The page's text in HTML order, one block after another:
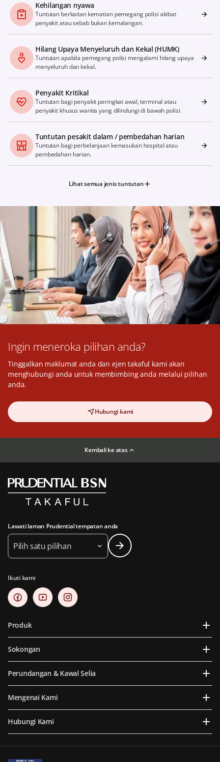
Kehilangan nyawa
Tuntutan berkaitan kematian pemegang polisi akibat
penyakit atau sebab bukan kemalangan.
Hilang Upaya Menyeluruh dan Kekal (HUMK)
Tuntutan apabila pemegang polisi mengalami hilang upaya
menyeluruh dan kekal.
Penyakit Kritikal
Tuntutan bagi penyakit peringkat awal, terminal atau
penyakit khusus wanita yang dilindungi di bawah polisi.
Tuntutan pesakit dalam / pembedahan harian
Tuntutan bagi perbelanjaan kemasukan hospital atau
pembedahan harian.
Lihat semua jenis tuntutan
Ingin meneroka pilihan anda?
Tinggalkan maklumat anda dan ejen takaful kami akan
menghubungi anda untuk membimbing anda melalui pilihan
anda.
Hubungi kami
Kembali ke atas
Lawati laman Prudential tempatan anda
Pilih satu pilihan
Ikuti kami
Produk
Sokongan
Perundangan & Kawal Selia
Mengenai Kami
Hubungi Kami